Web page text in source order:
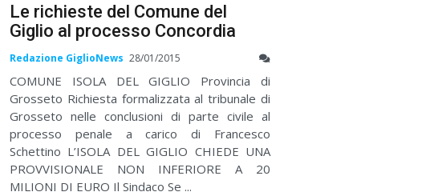
Le richieste del Comune del
Giglio al processo Concordia
Redazione GiglioNews 28/01/2015
COMUNE ISOLA DEL GIGLIO Provincia di
Grosseto Richiesta formalizzata al tribunale di
Grosseto nelle conclusioni di parte civile al
processo penale a carico di Francesco
Schettino L’ISOLA DEL GIGLIO CHIEDE UNA
PROVVISIONALE NON INFERIORE A 20
MILIONI DI EURO Il Sindaco Se ...